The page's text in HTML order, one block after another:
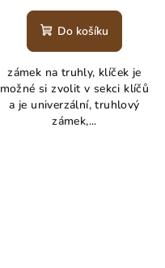
Do košíku
zámek na truhly, klíček je
možné si zvolit v sekci klíčů
a je univerzální, truhlový
zámek,...